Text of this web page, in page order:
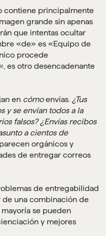
contiene principalmente
grande sin apenas
que intentas ocultar
«de» es «Equipo de
procede
es otro desencadenante
en cómoenvías. ¿Tus
y se envían todos a la
falsos? ¿Envías recibos
a cientos de
orgánicos y
de entregar correos
de entregabilidad
de una combinación de
se pueden
y mejores